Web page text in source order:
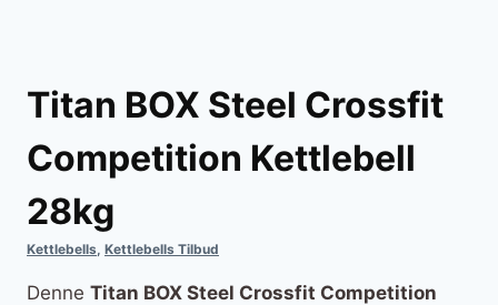
Titan BOX Steel Crossfit
Competition Kettlebell
28kg
Kettlebells Kettlebells Tilbud
Denne Titan BOX Steel Crossfit Competition